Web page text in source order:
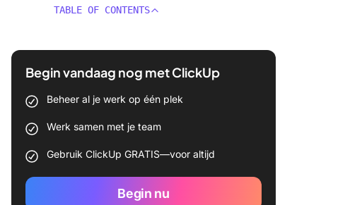
TABLE OF CONTENTS
Begin vandaag nog met ClickUp
Beheer al je werk op één plek
Werk samen met je team
Gebruik ClickUp GRATIS—voor altijd
Begin nu